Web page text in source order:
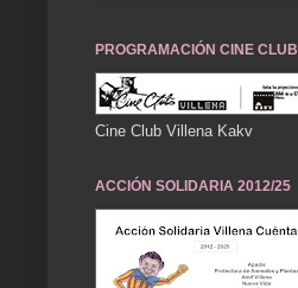
PROGRAMACIÓN CINE CLUB
Cine Club Villena Kakv
ACCIÓN SOLIDARIA 2012/25